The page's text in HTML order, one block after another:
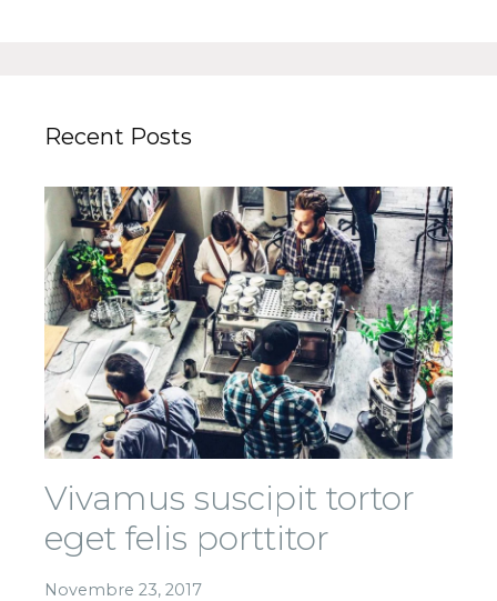
Recent Posts
Vivamus suscipit tortor
eget felis porttitor
Novembre 23, 2017